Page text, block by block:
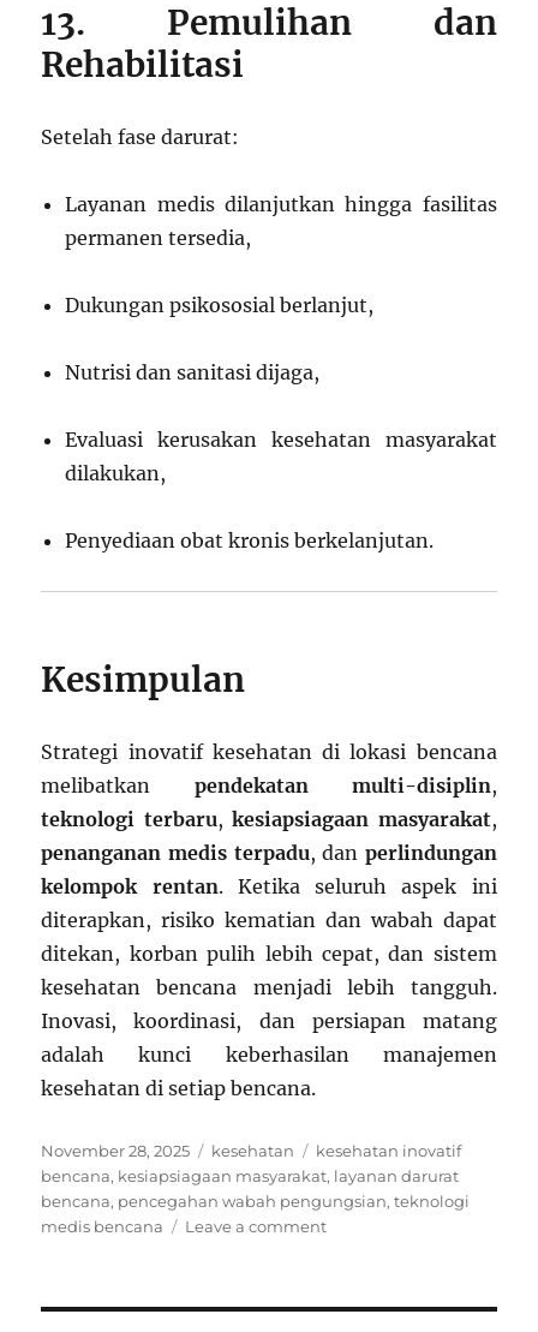
13. Pemulihan dan
Rehabilitasi
Setelah fase darurat:
Layanan medis dilanjutkan hingga fasilitas
permanen tersedia,
Dukungan psikososial berlanjut,
Nutrisi dan sanitasi dijaga,
Evaluasi kerusakan kesehatan masyarakat
dilakukan,
Penyediaan obat kronis berkelanjutan.
Kesimpulan
Strategi inovatif kesehatan di lokasi bencana
melibatkan pendekatan multi-disiplin,
teknologi terbaru,kesiapsiagaan masyarakat,
penanganan medis terpadu, dan perlindungan
kelompok rentan. Ketika seluruh aspek ini
diterapkan, risiko kematian dan wabah dapat
ditekan, korban pulih lebih cepat, dan sistem
kesehatan bencana menjadi lebih tangguh.
Inovasi, koordinasi, dan persiapan matang
adalah kunci keberhasilan manajemen
kesehatan di setiap bencana.
Posted
on
November 28, 2025 Categories
kesehatan Tags
kesehatan inovatif
bencana, kesiapsiagaan masyarakat, layanan darurat
bencana, pencegahan wabah pengungsian,teknologi
medis bencana
Leave a commenton